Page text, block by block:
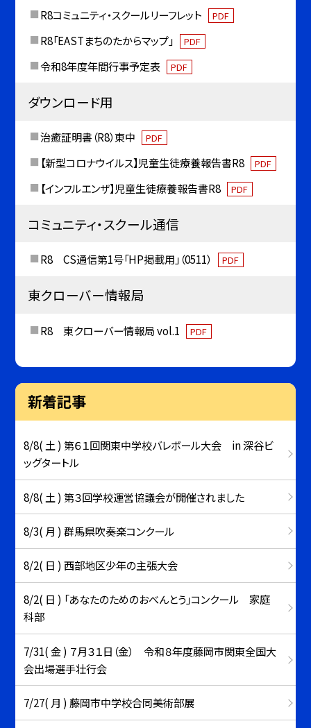
R8コミュニティ・スクールリーフレット PDF
R8「EASTまちのたからマップ」 PDF
令和8年度年間行事予定表 PDF
ダウンロード用
治癒証明書（R8）東中 PDF
【新型コロナウイルス】児童生徒療養報告書R8 PDF
【インフルエンザ】児童生徒療養報告書R8 PDF
コミュニティ・スクール通信
R8 CS通信第1号「HP掲載用」（0511） PDF
東クローバー情報局
R8 東クローバー情報局 vol.1 PDF
新着記事
8/8( 土 ) 第６１回関東中学校バレボール大会 in 深谷ビ
ッグタートル
8/8( 土 ) 第３回学校運営協議会が開催されました
8/3( 月 ) 群馬県吹奏楽コンクール
8/2( 日 ) 西部地区少年の主張大会
8/2( 日 ) 「あなたのためのおべんとう」コンクール 家庭
科部
7/31( 金 ) ７月３１日（金） 令和８年度藤岡市関東全国大
会出場選手壮行会
7/27( 月 ) 藤岡市中学校合同美術部展